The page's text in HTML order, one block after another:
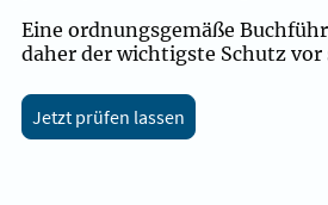
Eine ordnungsgemäße
daher der wichtigste Schutz
Jetzt prüfen lassen